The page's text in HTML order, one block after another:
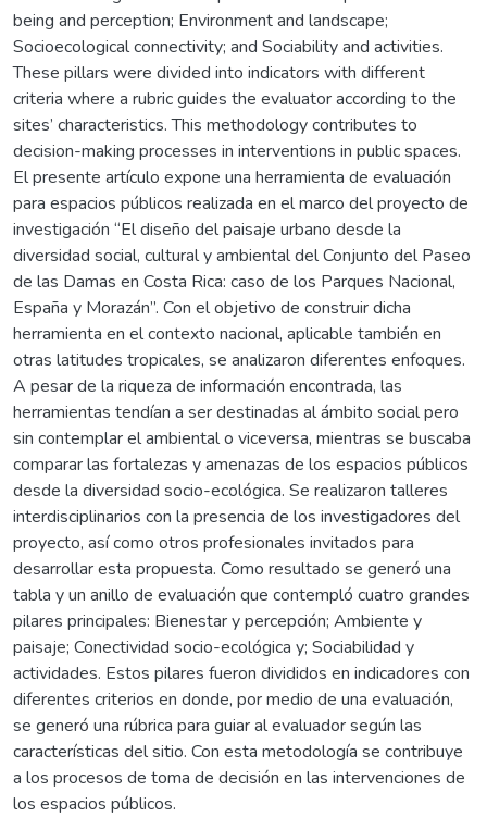
being and perception; Environment and landscape;
Socioecological connectivity; and Sociability and activities.
These pillars were divided into indicators with different
criteria where a rubric guides the evaluator according to the
sites’ characteristics. This methodology contributes to
decision-making processes in interventions in public spaces.
El presente artículo expone una herramienta de evaluación
para espacios públicos realizada en el marco del proyecto de
investigación “El diseño del paisaje urbano desde la
diversidad social, cultural y ambiental del Conjunto del Paseo
de las Damas en Costa Rica: caso de los Parques Nacional,
España y Morazán”. Con el objetivo de construir dicha
herramienta en el contexto nacional, aplicable también en
otras latitudes tropicales, se analizaron diferentes enfoques.
A pesar de la riqueza de información encontrada, las
herramientas tendían a ser destinadas al ámbito social pero
sin contemplar el ambiental o viceversa, mientras se buscaba
comparar las fortalezas y amenazas de los espacios públicos
desde la diversidad socio-ecológica. Se realizaron talleres
interdisciplinarios con la presencia de los investigadores del
proyecto, así como otros profesionales invitados para
desarrollar esta propuesta. Como resultado se generó una
tabla y un anillo de evaluación que contempló cuatro grandes
pilares principales: Bienestar y percepción; Ambiente y
paisaje; Conectividad socio-ecológica y; Sociabilidad y
actividades. Estos pilares fueron divididos en indicadores con
diferentes criterios en donde, por medio de una evaluación,
se generó una rúbrica para guiar al evaluador según las
características del sitio. Con esta metodología se contribuye
a los procesos de toma de decisión en las intervenciones de
los espacios públicos.